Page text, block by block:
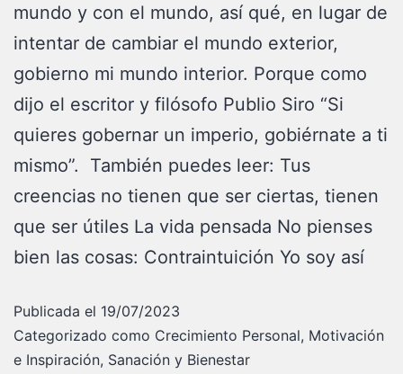
mundo y con el mundo, así qué, en lugar de
intentar de cambiar el mundo exterior,
gobierno mi mundo interior. Porque como
dijo el escritor y filósofo Publio Siro “Si
quieres gobernar un imperio, gobiérnate a ti
mismo”. También puedes leer: Tus
creencias no tienen que ser ciertas, tienen
que ser útiles La vida pensada No pienses
bien las cosas: Contraintuición Yo soy así
Publicada el 19/07/2023
Categorizado como Crecimiento Personal, Motivación
e Inspiración, Sanación y Bienestar